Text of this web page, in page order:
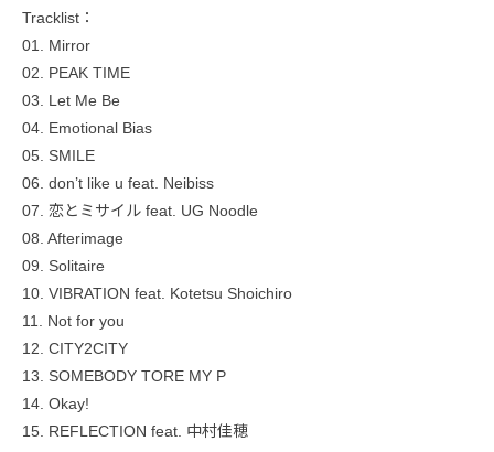
Tracklist：
01. Mirror
02. PEAK TIME
03. Let Me Be
04. Emotional Bias
05. SMILE
06. don’t like u feat. Neibiss
07. 恋とミサイル feat. UG Noodle
08. Afterimage
09. Solitaire
10. VIBRATION feat. Kotetsu Shoichiro
11. Not for you
12. CITY2CITY
13. SOMEBODY TORE MY P
14. Okay!
15. REFLECTION feat. 中村佳穂